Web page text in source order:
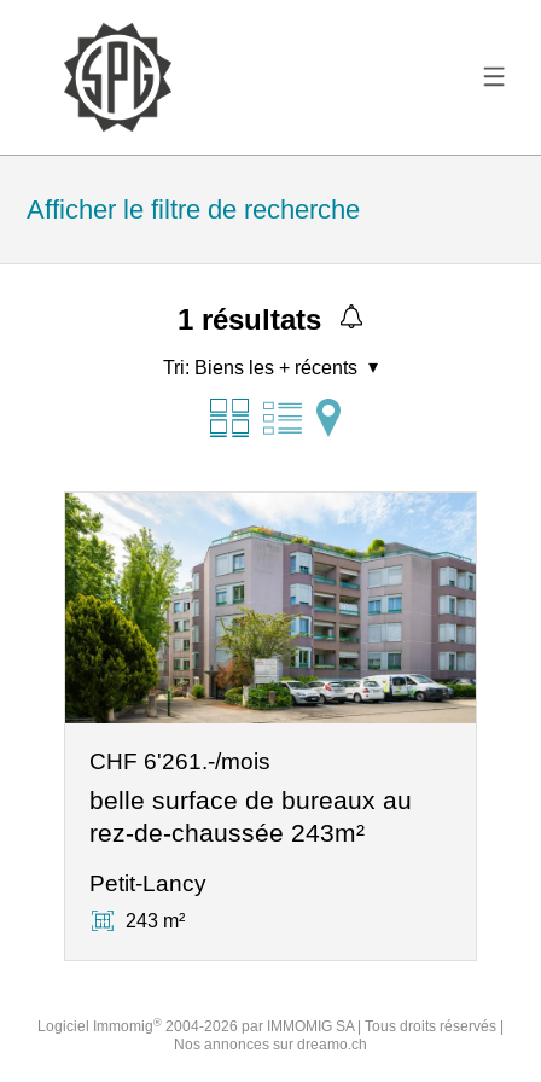
Afficher le filtre de recherche
1résultats
Tri: Biens les + récents
CHF 6'261.-/mois
belle surface de bureaux au
rez-de-chaussée 243m²
Petit-Lancy
243 m²
Logiciel Immomig® 2004-2026 par IMMOMIG SA | Tous droits réservés |
Nos annonces sur dreamo.ch